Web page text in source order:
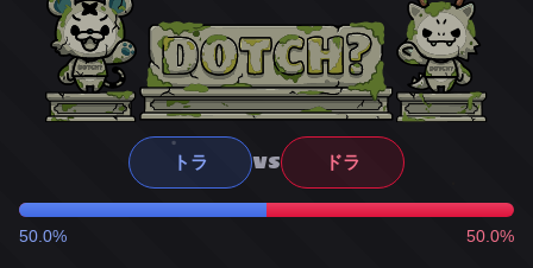
トラ VS ドラ
50.0% 50.0%